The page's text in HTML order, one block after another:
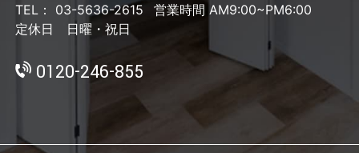
TEL： 03-5636-2615
営業時間 AM9:00~PM6:00
定休日 日曜・祝日
0120-246-855